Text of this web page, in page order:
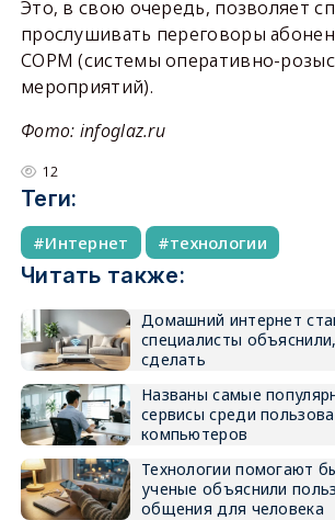
Это, в свою очередь, позволяет
прослушивать переговоры
СОРМ (системы оперативно-
мероприятий).
Фото: infoglaz.ru
12
Теги:
Интернет технологии
Читать также:
Домашний интернет
специалисты
сделать
Названы самые
сервисы среди
компьютеров
Технологии помогают
ученые объяснили
общения для человека